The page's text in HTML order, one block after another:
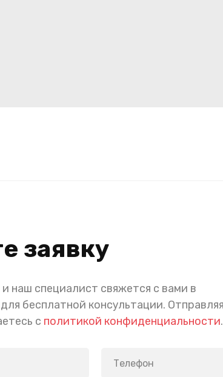
заявку
наш специалист свяжется с вами в
бесплатной консультации. Отправляя
с политикой конфиденциальности.